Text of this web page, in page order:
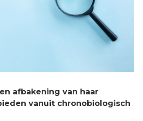
afbakening van haar
vanuit chronobiologisch